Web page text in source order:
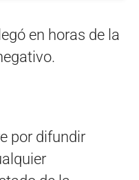
en horas de la
por difundir